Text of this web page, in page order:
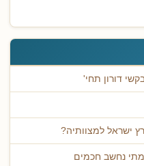
דורון תחי'
ישראל למצוותיה?
נחשב חכמים